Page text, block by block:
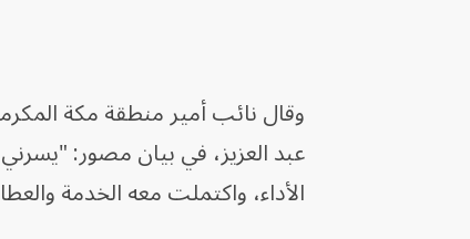
وقال نائب أمير منطقة مكة
عبد العزيز، في بيان مصور:
الأداء، واكتملت معه الخدمة